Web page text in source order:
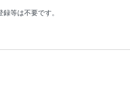
等は不要です。